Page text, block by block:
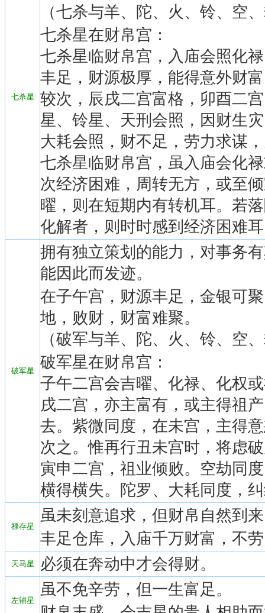
七杀星
（七杀与羊、陀、火、铃、空
七杀星在财帛宫：
七杀星临财帛宫，入庙会照化
丰足，财源极厚，能得意外财
较次，辰戌二宫富格，卯酉二
星、铃星、天刑会照，因财生
大耗会照，财不足，劳力求谋
七杀星临财帛宫，虽入庙会化
次经济困难，周转无方，或至
曜，则在短期内有转机耳。若
化解者，则时时感到经济困难
破军星
拥有独立策划的能力，对事务
能因此而发迹。
在子午宫，财源丰足，金银可
地，败财，财富难聚。
（破军与羊、陀、火、铃、空
破军星在财帛宫：
子午二宫会吉曜、化禄、化权
戌二宫，亦主富有，或主得祖
去。紫微同度，在未宫，主得
次之。惟再行丑未宫时，将虑
寅申二宫，祖业倾败。空劫同
横得横失。陀罗、大耗同度，
禄存星
虽未刻意追求，但财帛自然到
丰足仓库，入庙千万财富，不
天马星 必须在奔动中才会得财。
左辅星
虽不免辛劳，但一生富足。